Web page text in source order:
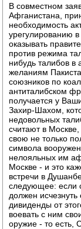
В совместном
Афганистана,
необходимость
урегулированию
оказывать
против режима
нибудь талибов в
желаниям
союзников по
антиталибском
получается у
Захир-Шахом,
недовольных
считают в
свою не только
символа
нелояльных им
Москве - и это
встречи в
следующее: если
должен
дивиденды от
воевать с ним
оружие - то есть,